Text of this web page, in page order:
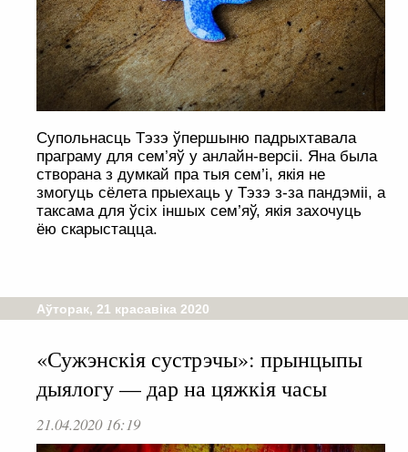
Супольнасць Тэзэ ўпершыню падрыхтавала
праграму для сем’яў у анлайн-версіі. Яна была
створана з думкай пра тыя сем’і, якія не
змогуць сёлета прыехаць у Тэзэ з-за пандэміі, а
таксама для ўсіх іншых сем’яў, якія захочуць
ёю скарыстацца.
Аўторак, 21 красавіка 2020
«Сужэнскія сустрэчы»: прынцыпы
дыялогу — дар на цяжкія часы
21.04.2020 16:19